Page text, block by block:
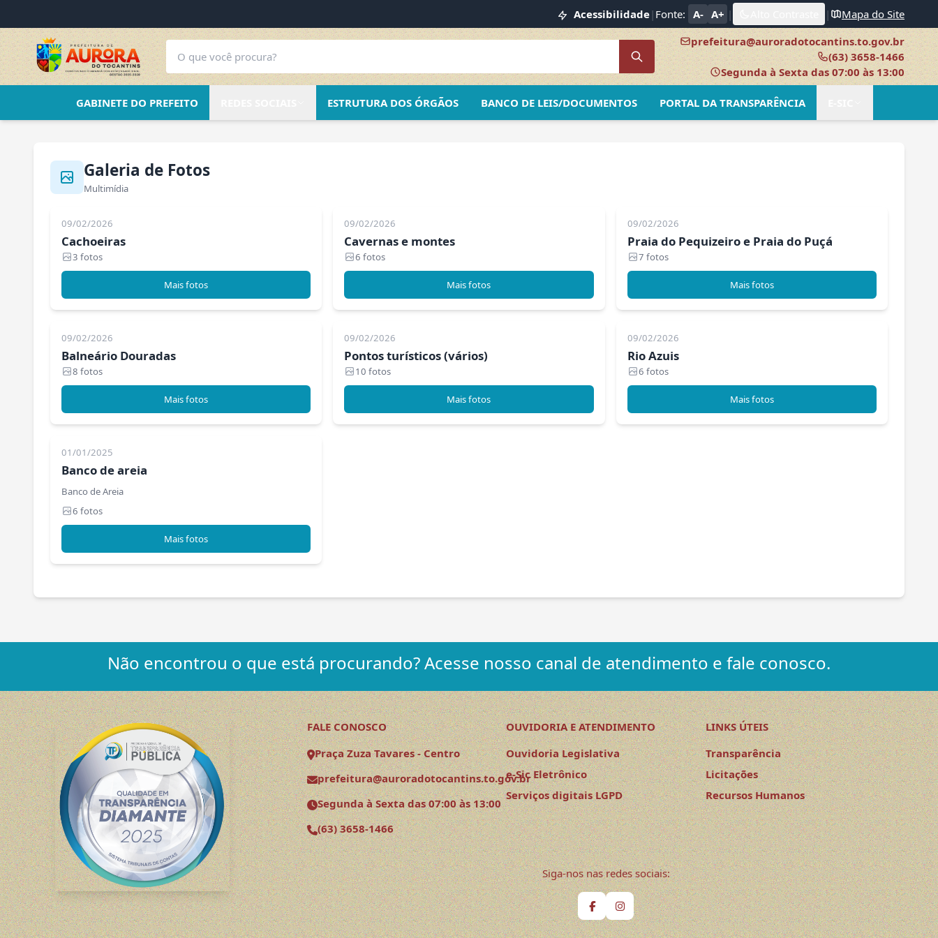
Acessibilidade | Fonte: A- A+ | |
Mapa do Site
prefeitura@auroradotocantins.to.gov.br
(63) 3658-1466
Segunda à Sexta das 07:00 às 13:00
GABINETE DO PREFEITO ESTRUTURA DOS ÓRGÃOS BANCO DE LEIS/DOCUMENTOS PORTAL DA TRANSPARÊNCIA
Galeria de Fotos
Multimídia
09/02/2026
Cachoeiras
3 fotos
Mais fotos
09/02/2026
Cavernas e montes
6 fotos
Mais fotos
09/02/2026
Praia do Pequizeiro e Praia do Puçá
7 fotos
Mais fotos
09/02/2026
Balneário Douradas
8 fotos
Mais fotos
09/02/2026
Pontos turísticos (vários)
10 fotos
Mais fotos
09/02/2026
Rio Azuis
6 fotos
Mais fotos
01/01/2025
Banco de areia
Banco de Areia
6 fotos
Mais fotos
Não encontrou o que está procurando? Acesse nosso canal de atendimento e fale conosco.
FALE CONOSCO
Praça Zuza Tavares - Centro
prefeitura@auroradotocantins.to.gov.br
Segunda à Sexta das 07:00 às 13:00
(63) 3658-1466
OUVIDORIA E ATENDIMENTO
Ouvidoria Legislativa
e-Sic Eletrônico
Serviços digitais LGPD
LINKS ÚTEIS
Transparência
Licitações
Recursos Humanos
Siga-nos nas redes sociais: